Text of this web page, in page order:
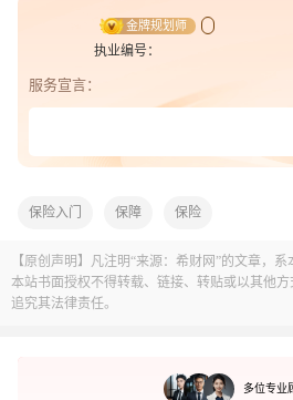
金牌规划师
执业编号：
服务宣言：
保险入门 保障 保险
【原创声明】凡注明“来源：希财网”的文章，
本站书面授权不得转载、链接、转贴或以其他
追究其法律责任。
多位专业